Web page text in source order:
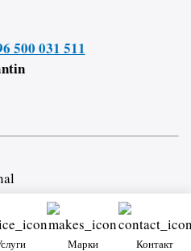
500 031 511
Марки Контакт